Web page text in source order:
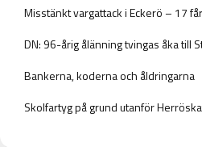
Misstänkt vargattack i Eckerö – 17
DN: 96-årig ålänning tvingas åka till
Bankerna, koderna och åldringarna
Skolfartyg på grund utanför